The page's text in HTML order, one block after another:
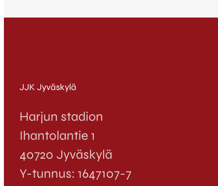
JJK Jyväskylä
Harjun stadion
Ihantolantie 1
40720 Jyväskylä
Y-tunnus: 1647107-7